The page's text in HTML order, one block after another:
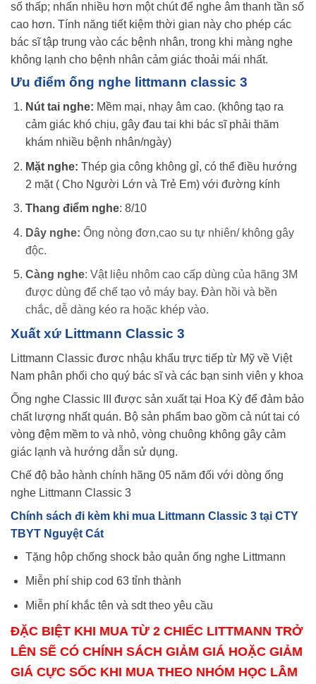
số thấp; nhấn nhiều hơn một chút để nghe âm thanh tần số
cao hơn. Tính năng tiết kiệm thời gian này cho phép các
bác sĩ tập trung vào các bệnh nhân, trong khi màng nghe
không lạnh cho bệnh nhân cảm giác thoải mái nhất.
Ưu điểm ống nghe littmann classic 3
Nút tai nghe: Mềm mại, nhạy âm cao. (không tạo ra
cảm giác khó chịu, gây đau tai khi bác sĩ phải thăm
khám nhiều bệnh nhân/ngày)
Mặt nghe: Thép gia công không gỉ, có thể điều hướng
2 mặt ( Cho Người Lớn và Trẻ Em) với đường kính
Thang điểm nghe: 8/10
Dây nghe: Ống nòng đơn,cao su tự nhiên/ không gây
độc.
Càng nghe: Vật liệu nhôm cao cấp dùng của hãng 3M
được dùng để chế tạo vỏ máy bay. Đàn hồi và bền
chắc, dễ dàng kéo ra hoặc khép vào.
Xuất xứ Littmann Classic 3
Littmann Classic đươc nhậu khẩu trực tiếp từ Mỹ về Việt
Nam phân phối cho quý bác sĩ và các bạn sinh viên y khoa
Ống nghe Classic III được sản xuất tại Hoa Kỳ để đảm bảo
chất lượng nhất quán. Bộ sản phẩm bao gồm cả nút tai có
vòng đệm mềm to và nhỏ, vòng chuông không gây cảm
giác lạnh và hướng dẫn sử dụng.
Chế độ bảo hành chính hãng 05 năm đối với dòng ống
nghe Littmann Classic 3
Chính sách đi kèm khi mua Littmann Classic 3 tại CTY
TBYT Nguyệt Cát
Tặng hộp chống shock bảo quản ống nghe Littmann
Miễn phí ship cod 63 tỉnh thành
Miễn phí khắc tên và sdt theo yêu cầu
ĐẶC BIỆT KHI MUA TỪ 2 CHIẾC LITTMANN TRỞ
LÊN SẼ CÓ CHÍNH SÁCH GIẢM GIÁ HOẶC GIẢM
GIÁ CỰC SỐC KHI MUA THEO NHÓM HỌC LÂM